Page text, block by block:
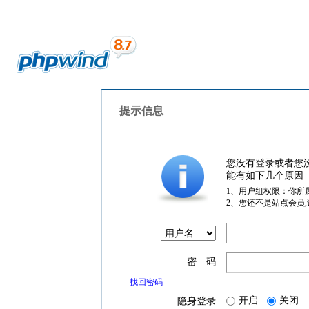
提示信息
您没有登录或者您
能有如下几个原因
1、用户组权限：你所
2、您还不是站点会员
密 码
找回密码
隐身登录 开启 关闭